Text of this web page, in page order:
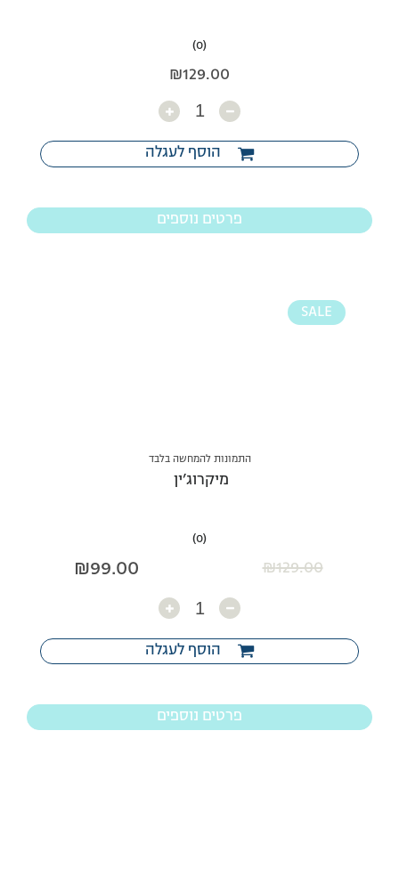
(0)
₪129.00
כמות
הוסף לעגלה
פרטים נוספים
SALE
התמונות להמחשה בלבד
מיקרוג’ין
(0)
₪129.00
₪99.00
כמות
הוסף לעגלה
פרטים נוספים